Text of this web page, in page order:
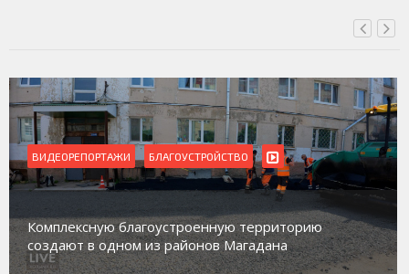
ВИДЕОРЕПОРТАЖИ БЛАГОУСТРОЙСТВО
Комплексную благоустроенную территорию
создают в одном из районов Магадана